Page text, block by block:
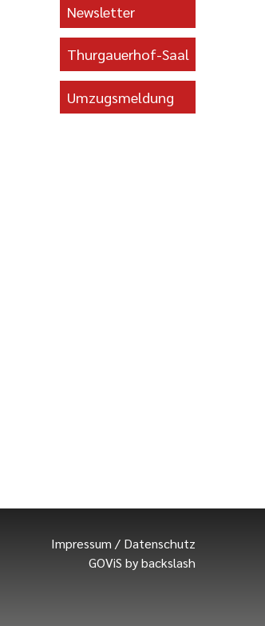
Newsletter
Thurgauerhof-Saal
Umzugsmeldung
Impressum / Datenschutz
GOViS bybackslash